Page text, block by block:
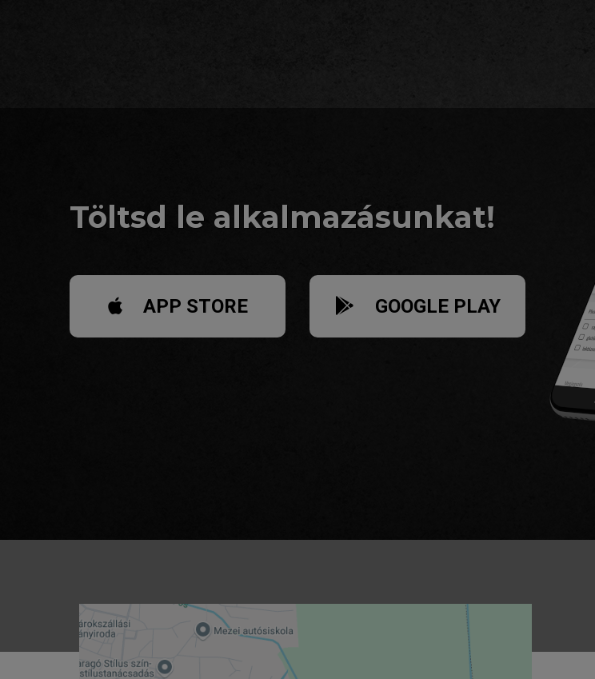
Töltsd le alkalmazásunkat!
APP STORE GOOGLE PLAY